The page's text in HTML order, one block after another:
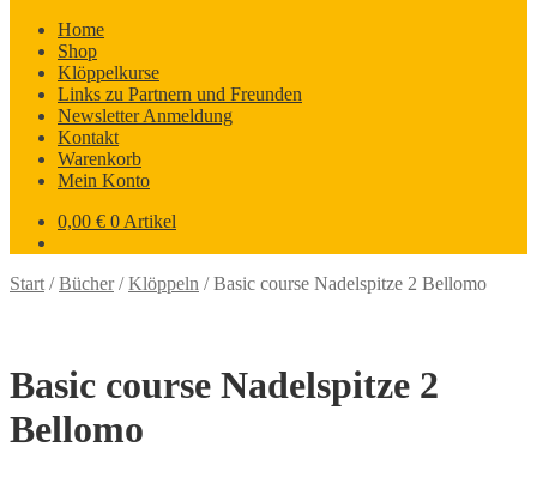
Home
Shop
Klöppelkurse
Links zu Partnern und Freunden
Newsletter Anmeldung
Kontakt
Warenkorb
Mein Konto
0,00 € 0 Artikel
Start /Bücher/Klöppeln /Basic course Nadelspitze 2 Bellomo
Basic course Nadelspitze 2
Bellomo